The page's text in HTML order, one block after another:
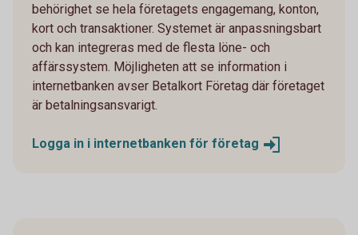
behörighet se hela företagets engagemang, konton,
kort och transaktioner. Systemet är anpassningsbart
och kan integreras med de flesta löne- och
affärssystem. Möjligheten att se information i
internetbanken avser Betalkort Företag där företaget
är betalningsansvarigt.
Logga in i internetbanken för företag